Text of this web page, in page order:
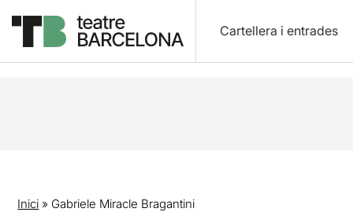
Cartellera i entrades
Inici » Gabriele Miracle Bragantini